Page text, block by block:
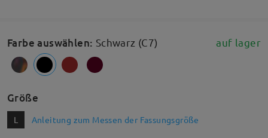
Farbe auswählen: Schwarz (C7) auf lager
Größe
L Anleitung zum Messen der Fassungsgröße